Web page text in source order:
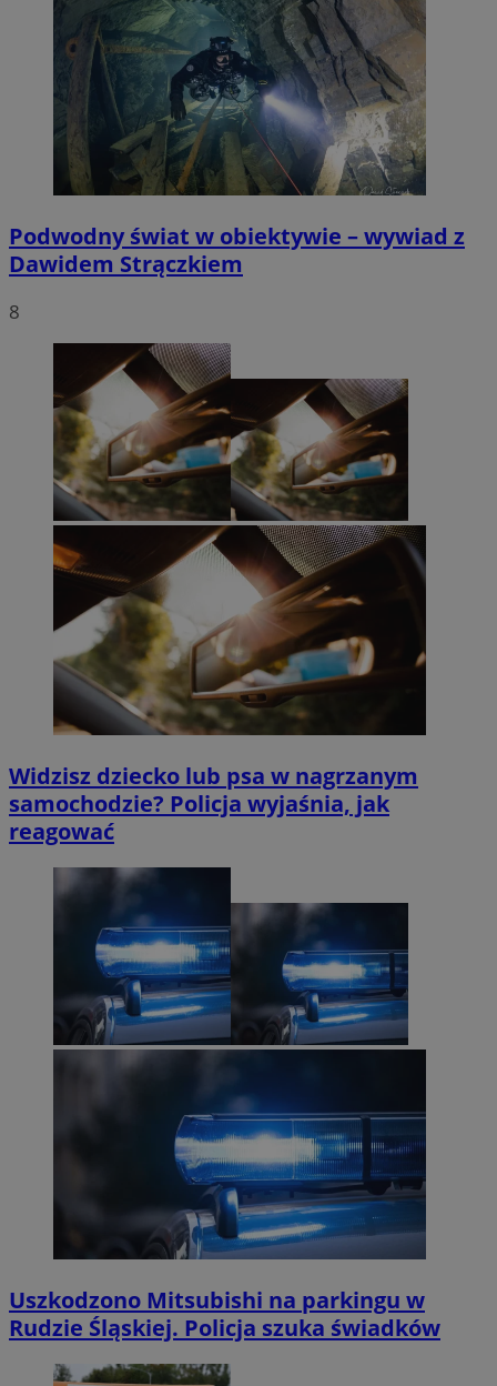
Podwodny świat w obiektywie – wywiad z
Dawidem Strączkiem
8
Widzisz dziecko lub psa w nagrzanym
samochodzie? Policja wyjaśnia, jak
reagować
Uszkodzono Mitsubishi na parkingu w
Rudzie Śląskiej. Policja szuka świadków